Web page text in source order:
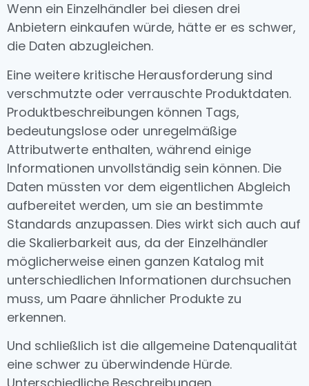
Wenn ein Einzelhändler bei diesen drei
Anbietern einkaufen würde, hätte er es schwer,
die Daten abzugleichen.
Eine weitere kritische Herausforderung sind
verschmutzte oder verrauschte Produktdaten.
Produktbeschreibungen können Tags,
bedeutungslose oder unregelmäßige
Attributwerte enthalten, während einige
Informationen unvollständig sein können. Die
Daten müssten vor dem eigentlichen Abgleich
aufbereitet werden, um sie an bestimmte
Standards anzupassen. Dies wirkt sich auch auf
die Skalierbarkeit aus, da der Einzelhändler
möglicherweise einen ganzen Katalog mit
unterschiedlichen Informationen durchsuchen
muss, um Paare ähnlicher Produkte zu
erkennen.
Und schließlich ist die allgemeine Datenqualität
eine schwer zu überwindende Hürde.